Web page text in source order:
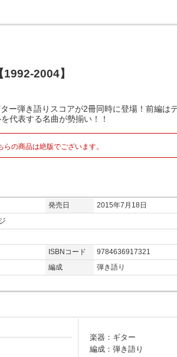
2004】
ー弾き語りスコアが2冊同時に登場！前編は
代表する名曲が勢揃い！！
の商品は絶版でございます。
発売日
2015年7月18日
ISBNコード
9784636917321
編成
弾き語り
楽器：ギター
編成：弾き語り